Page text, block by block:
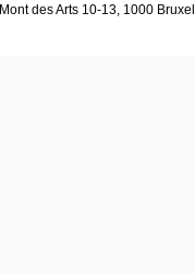
Mont des Arts 10-13, 1000